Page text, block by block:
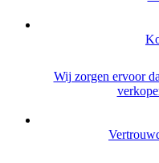
Wij zorgen ervoor